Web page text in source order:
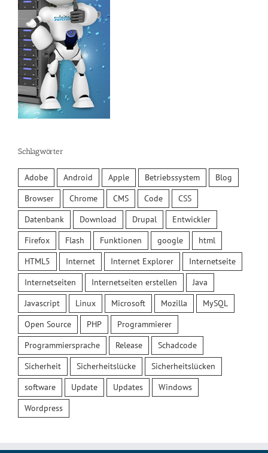
Schlagwörter
Adobe Android Apple Betriebssystem
Blog
Browser
Chrome CMS Code
CSS
Datenbank
Download Drupal
Entwickler
Firefox
Flash Funktionen google
html
HTML5
Internet Internet Explorer
Internetseite
Internetseiten
Internetseiten erstellen
Java
Javascript
Linux Microsoft Mozilla
MySQL
Open Source
PHP
Programmierer
Programmiersprache
Release
Schadcode
Sicherheit
Sicherheitslücke
Sicherheitslücken
software
Update Updates
Windows
Wordpress